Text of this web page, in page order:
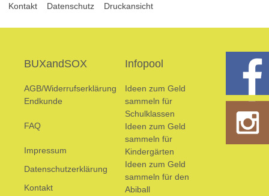
Kontakt Datenschutz Druckansicht
BUXandSOX
AGB/Widerrufserklärung
Endkunde
FAQ
Impressum
Datenschutzerklärung
Kontakt
Infopool
Ideen zum Geld
sammeln für
Schulklassen
Ideen zum Geld
sammeln für
Kindergärten
Ideen zum Geld
sammeln für den
Abiball